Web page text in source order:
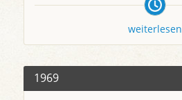
weiterlesen
1969